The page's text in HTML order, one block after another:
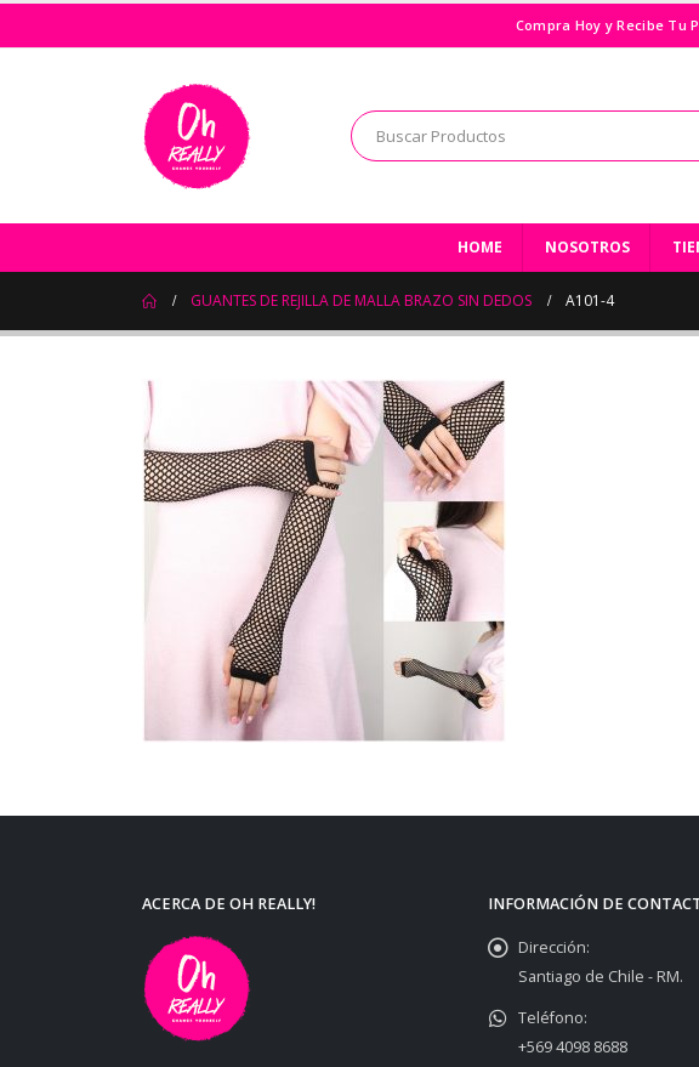
Compra Hoy y Recibe Tu
HOME NOSOTROS
GUANTES DE REJILLA DE MALLA BRAZO SIN DEDOS A101-4
ACERCA DE OH REALLY! INFORMACIÓN DE
Dirección:
Santiago de Chile - RM.
Teléfono:
+569 4098 8688